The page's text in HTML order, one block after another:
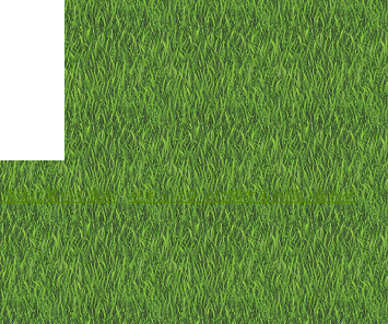
法に基づく表示-セキュリティに関するお問い合わせ